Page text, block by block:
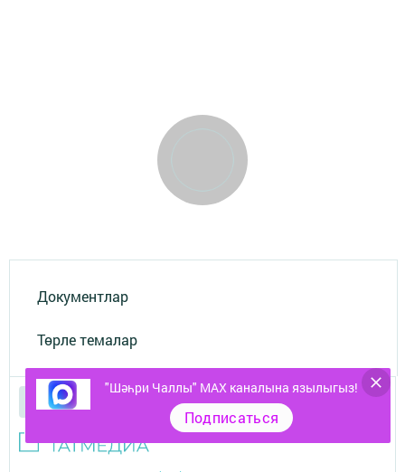
Документлар
Төрле темалар
"Шәһри Чаллы" MAX каналына язылыгыз!
Подписаться